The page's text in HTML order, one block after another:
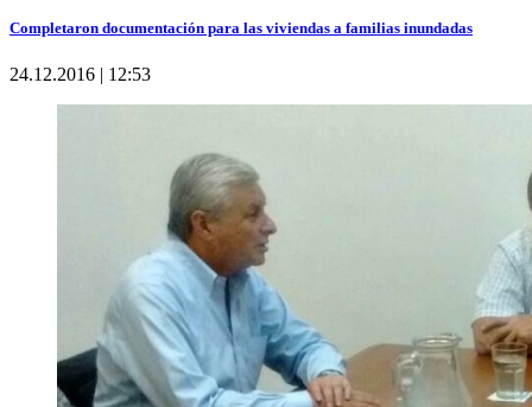
Completaron documentación para las viviendas a familias inundadas
24.12.2016 | 12:53